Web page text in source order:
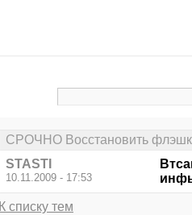
СРОЧНО Восстановить
STASTI
10.11.2009 - 17:53
К списку тем